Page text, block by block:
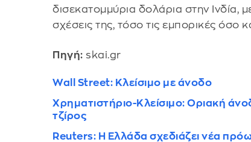
δισεκατομμύρια δολάρια στην Ινδία,
σχέσεις της, τόσο τις εμπορικές όσο
Πηγή: skai.gr
Wall Street: Κλείσιμο με άνοδο
Χρηματιστήριο-Κλείσιμο: Οριακή
τζίρος
Reuters: Η Ελλάδα σχεδιάζει νέα